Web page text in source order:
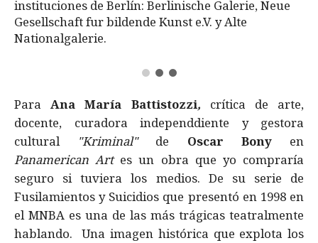
instituciones de Berlín: Berlinische Galerie, Neue
Gesellschaft fur bildende Kunst e.V. y Alte
Nationalgalerie.
Para Ana María Battistozzi, crítica de arte,
docente, curadora independdiente y gestora
cultural
"Kriminal"de Oscar Bonyen
Panamerican Artes un obra que yo compraría
seguro si tuviera los medios. De su serie de
Fusilamientos y Suicidios que presentó en 1998 en
el MNBA es una de las más trágicas teatralmente
hablando. Una imagen histórica que explota los